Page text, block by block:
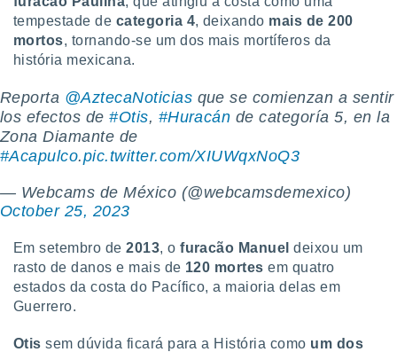
estudos
e
1199
tempestade de categoria 4, deixando mais de 200
mortos, tornando-se um dos mais mortíferos da
história mexicana.
Reporta @AztecaNoticias que se comienzan a sentir
los efectos de#Otis, #Huracán de categoría 5, en la
Zona Diamante de
#Acapulco.pic.twitter.com/XIUWqxNoQ3
— Webcams de México (@webcamsdemexico)
October 25, 2023
Em setembro de2013, ofuracão Manuel deixou um
rasto de danos e mais de 120 mortes em quatro
estados da costa do Pacífico, a maioria delas em
Guerrero.
Otissem dúvida ficará para a História como um dos